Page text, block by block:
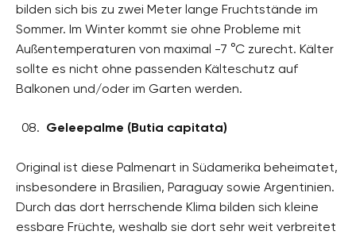
bilden sich bis zu zwei Meter lange Fruchtstände im
Sommer. Im Winter kommt sie ohne Probleme mit
Außentemperaturen von maximal -7 °C zurecht. Kälter
sollte es nicht ohne passenden Kälteschutz auf
Balkonen und/oder im Garten werden.
Geleepalme (Butia capitata)
Original ist diese Palmenart in Südamerika beheimatet,
insbesondere in Brasilien, Paraguay sowie Argentinien.
Durch das dort herrschende Klima bilden sich kleine
essbare Früchte, weshalb sie dort sehr weit verbreitet